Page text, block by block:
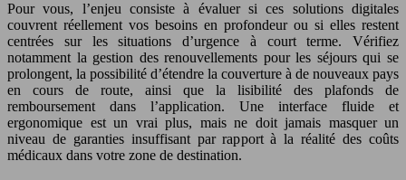
Pour vous, l’enjeu consiste à évaluer si ces solutions digitales
couvrent réellement vos besoins en profondeur ou si elles restent
centrées sur les situations d’urgence à court terme. Vérifiez
notamment la gestion des renouvellements pour les séjours qui se
prolongent, la possibilité d’étendre la couverture à de nouveaux pays
en cours de route, ainsi que la lisibilité des plafonds de
remboursement dans l’application. Une interface fluide et
ergonomique est un vrai plus, mais ne doit jamais masquer un
niveau de garanties insuffisant par rapport à la réalité des coûts
médicaux dans votre zone de destination.